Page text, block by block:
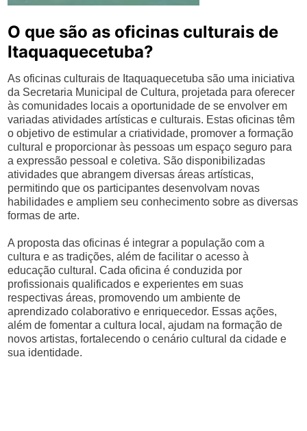
O que são as oficinas culturais de
Itaquaquecetuba?
As oficinas culturais de Itaquaquecetuba são uma iniciativa
da Secretaria Municipal de Cultura, projetada para oferecer
às comunidades locais a oportunidade de se envolver em
variadas atividades artísticas e culturais. Estas oficinas têm
o objetivo de estimular a criatividade, promover a formação
cultural e proporcionar às pessoas um espaço seguro para
a expressão pessoal e coletiva. São disponibilizadas
atividades que abrangem diversas áreas artísticas,
permitindo que os participantes desenvolvam novas
habilidades e ampliem seu conhecimento sobre as diversas
formas de arte.
A proposta das oficinas é integrar a população com a
cultura e as tradições, além de facilitar o acesso à
educação cultural. Cada oficina é conduzida por
profissionais qualificados e experientes em suas
respectivas áreas, promovendo um ambiente de
aprendizado colaborativo e enriquecedor. Essas ações,
além de fomentar a cultura local, ajudam na formação de
novos artistas, fortalecendo o cenário cultural da cidade e
sua identidade.